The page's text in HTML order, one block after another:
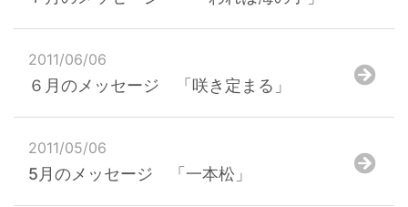
2011/06/06
６月のメッセージ 「咲き定まる」
2011/05/06
5月のメッセージ 「一本松」